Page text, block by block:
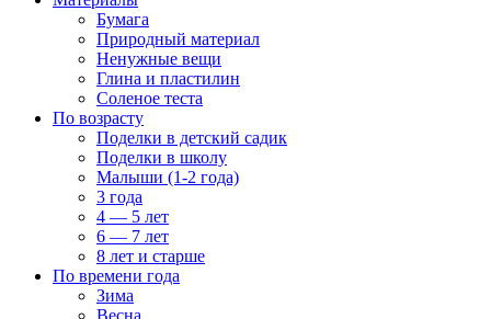
Бумага
Природный материал
Ненужные вещи
Глина и пластилин
Соленое теста
По возрасту
Поделки в детский садик
Поделки в школу
Малыши (1-2 года)
3 года
4 — 5 лет
6 — 7 лет
8 лет и старше
По времени года
Зима
Весна